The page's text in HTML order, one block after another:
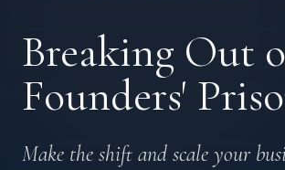
Breaking Out
Founders'
Make the shift and scale your